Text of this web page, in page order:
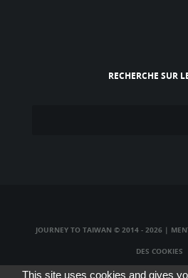
RECHERCHE SUR
JOURNEY TO TAIWAN © 2014 - 2026 |
DES COOKIES
TAIWAN TV LIVE|TAIWAN RADIO LIVE
This site uses cookies and gives